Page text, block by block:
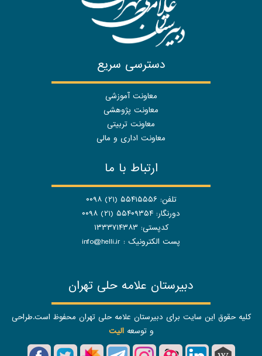
دسترسی سریع
معاونت آموزشی
معاونت پژوهشی
معاونت تربیتی
معاونت اداری و مالی
ارتباط با ما
تلفن: ۵۵۴۱۵۵۵۶ (۲۱) ۰۰۹۸
دورنگار: ۵۵۴۰۹۳۵۴ (۲۱) ۰۰۹۸
کدپستی: ۱۳۳۳۷۱۴۳۸۳
پست الکترونیک : info@helli.ir
دبیرستان علامه حلی تهران
کلیه حقوق این سایت برای دبیرستان علامه حلی تهران محفوظ است.طراحی
و توسعهالیت